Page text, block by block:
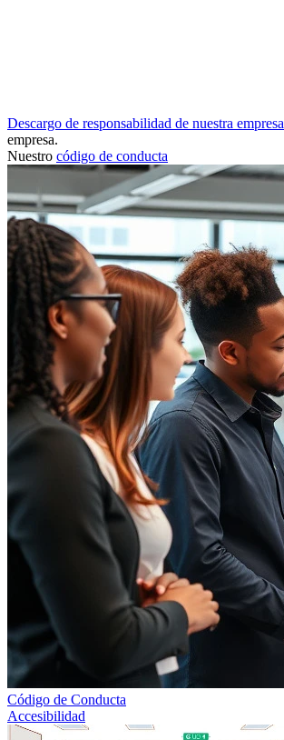
Descargo de responsabilidad de nuestra empresa
empresa.
Nuestro código de conducta
Código de Conducta
Accesibilidad